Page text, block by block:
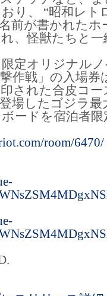
り、 “昭和レト
前が書かれたホ
、怪獣たちと
定オリジナル
作戦」の入場
された合皮コ
場したゴジラ
ードを宿泊者
room/6470/